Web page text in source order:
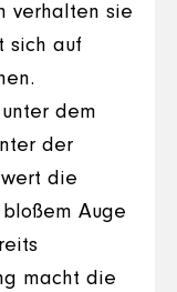
verhalten sie
sich auf
dem
der
die
Auge
macht die